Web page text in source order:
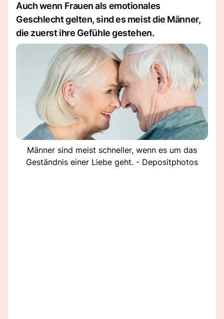
Auch wenn Frauen als emotionales
Geschlecht gelten, sind es meist die Männer,
die zuerst ihre Gefühle gestehen.
Männer sind meist schneller, wenn es um das
Geständnis einer Liebe geht. - Depositphotos